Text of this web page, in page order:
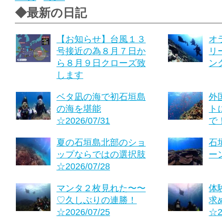
◆最新の日記
【お知らせ】台風１３
号接近の為８月７日か
ら８月９日クローズ致
します
オ
リ
ン
ベタ凪の海で初石垣島
の海を堪能
☆2026/07/31
外
ト
で
夏の石垣島北部のショ
ップならではの選択肢
☆2026/07/28
石
ー
マンタ２枚見れた〜〜
♡久しぶりの連勝！
☆2026/07/25
体
求